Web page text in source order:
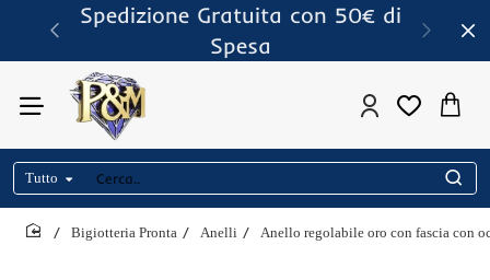
Spedizione Gratuita con 50€ di
Spesa
Tutto
Cerca..
Bigiotteria Pronta Anelli Anello regolabile oro con fascia con